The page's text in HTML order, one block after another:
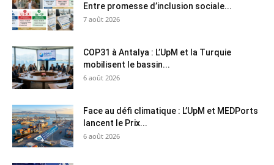
Entre promesse d’inclusion sociale...
7 août 2026
COP31 à Antalya : L’UpM et la Turquie
mobilisent le bassin...
6 août 2026
Face au défi climatique : L’UpM et MEDPorts
lancent le Prix...
6 août 2026